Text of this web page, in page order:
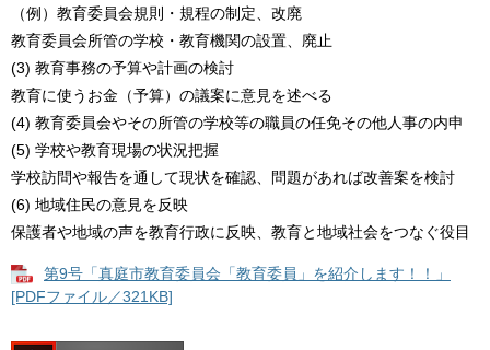
（例）教育委員会規則・規程の制定、改廃
教育委員会所管の学校・教育機関の設置、廃止
(3) 教育事務の予算や計画の検討
教育に使うお金（予算）の議案に意見を述べる
(4) 教育委員会やその所管の学校等の職員の任免その他人事の内申
(5) 学校や教育現場の状況把握
学校訪問や報告を通して現状を確認、問題があれば改善案を検討
(6) 地域住民の意見を反映
保護者や地域の声を教育行政に反映、教育と地域社会をつなぐ役目
第9号「真庭市教育委員会「教育委員」を紹介します！！」
[PDFファイル／321KB]